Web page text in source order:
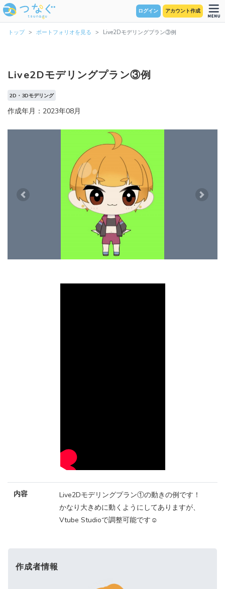
ログイン アカウント作成
トップ ポートフォリオを見る Live2Dモデリングプラン③例
Live2Dモデリングプラン③例
2D・3Dモデリング
作成年月：2023年08月
Previous Next
内容
Live2Dモデリングプラン①の動きの例です！
かなり大きめに動くようにしてありますが、
Vtube Studioで調整可能です☺️
作成者情報